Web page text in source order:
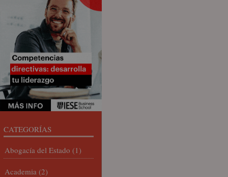
CATEGORÍAS
Abogacía del Estado (1)
Academia (2)